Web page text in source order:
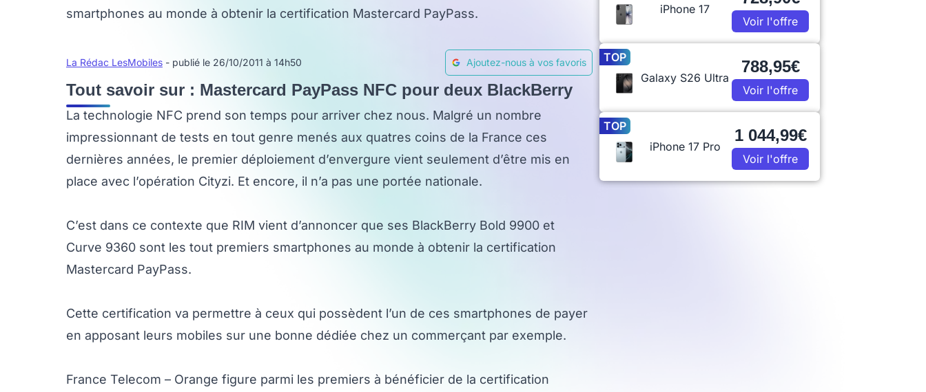
smartphones au monde à obtenir la certification Mastercard PayPass.
La Rédac LesMobiles - publié le 26/10/2011 à 14h50 Ajoutez-nous à vos favoris
Tout savoir sur : Mastercard PayPass NFC pour deux BlackBerry
La technologie NFC prend son temps pour arriver chez nous. Malgré un nombre
impressionnant de tests en tout genre menés aux quatres coins de la France ces
dernières années, le premier déploiement d’envergure vient seulement d’être mis en
place avec l’opération Cityzi. Et encore, il n’a pas une portée nationale.
C’est dans ce contexte que RIM vient d’annoncer que ses BlackBerry Bold 9900 et
Curve 9360 sont les tout premiers smartphones au monde à obtenir la certification
Mastercard PayPass.
Cette certification va permettre à ceux qui possèdent l’un de ces smartphones de payer
en apposant leurs mobiles sur une bonne dédiée chez un commerçant par exemple.
France Telecom – Orange figure parmi les premiers à bénéficier de la certification
iPhone 17
Voir l'offre
TOP
Galaxy S26 Ultra
788,95€
Voir l'offre
TOP
iPhone 17 Pro
1 044,99€
Voir l'offre